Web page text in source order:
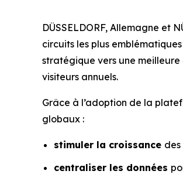
DÜSSELDORF, Allemagne et
circuits les plus
stratégique vers une
visiteurs annuels.
Grâce à l’adoption de la
globaux :
stimuler la croissance
centraliser les données